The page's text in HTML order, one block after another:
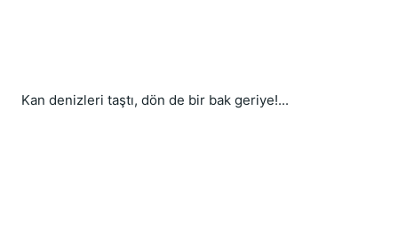
Kan denizleri taştı, dön de bir bak geriye!...